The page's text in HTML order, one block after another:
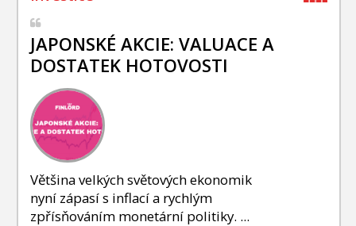
JAPONSKÉ AKCIE: VALUACE A
DOSTATEK HOTOVOSTI
Většina velkých světových ekonomik
nyní zápasí s inflací a rychlým
zpřísňováním monetární politiky. ...